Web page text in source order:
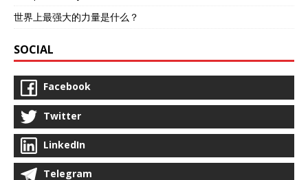
世界上最强大的力量是什么？
SOCIAL
Facebook
Twitter
LinkedIn
Telegram